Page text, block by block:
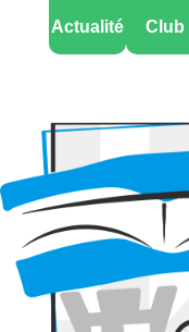
Actualité Club